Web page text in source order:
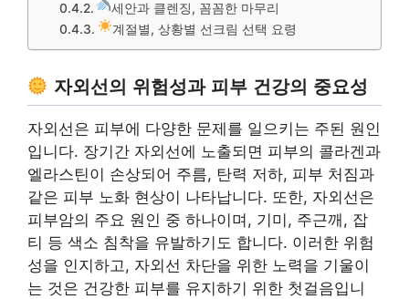
세안과 클렌징, 꼼꼼한 마무리
계절별, 상황별 선크림 선택 요령
자외선의 위험성과 피부 건강의 중요성
자외선은 피부에 다양한 문제를 일으키는 주된 원인
입니다. 장기간 자외선에 노출되면 피부의 콜라겐과
엘라스틴이 손상되어 주름, 탄력 저하, 피부 처짐과
같은 피부 노화 현상이 나타납니다. 또한, 자외선은
피부암의 주요 원인 중 하나이며, 기미, 주근깨, 잡
티 등 색소 침착을 유발하기도 합니다. 이러한 위험
성을 인지하고, 자외선 차단을 위한 노력을 기울이
는 것은 건강한 피부를 유지하기 위한 첫걸음입니